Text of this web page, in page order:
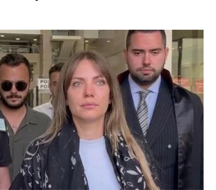
bir araya geldi. Ziyaret
yakından ilgilenen Vali
hayatları, başarıları ve
sohbet etti.
elde edilen sportif ve akademik
çizerek, öğrencilerin kazandığı
gururlandırdığını ifade etti. Bu
kalmaması gerektiğini
ahşap kızakların bu düşüncenin